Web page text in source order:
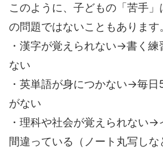
このように、子どもの「苦手
の問題ではないこともあります
・漢字が覚えられない→書く
ない
・英単語が身につかない→毎
がない
・理科や社会が覚えられない
間違っている（ノート丸写しな